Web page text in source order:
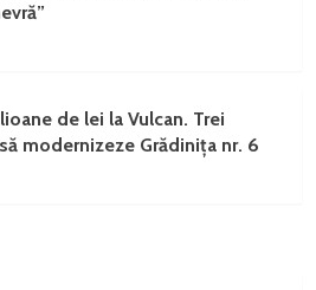
de lei la Vulcan. Trei
modernizeze Grădinița nr. 6